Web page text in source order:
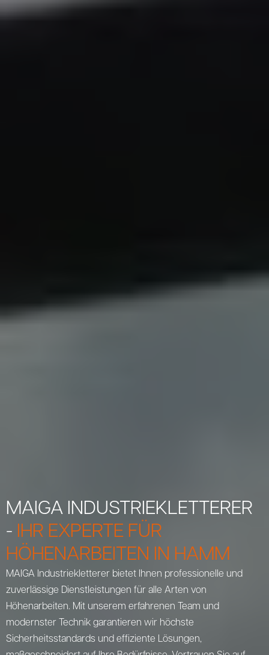
MAIGA INDUSTRIEKLETTERER
- IHR EXPERTE FÜR
HÖHENARBEITEN IN HAMM
MAIGA Industriekletterer bietet Ihnen professionelle und
zuverlässige Dienstleistungen für alle Arten von
Höhenarbeiten. Mit unserem erfahrenen Team und
modernster Technik garantieren wir höchste
Sicherheitsstandards und effiziente Lösungen,